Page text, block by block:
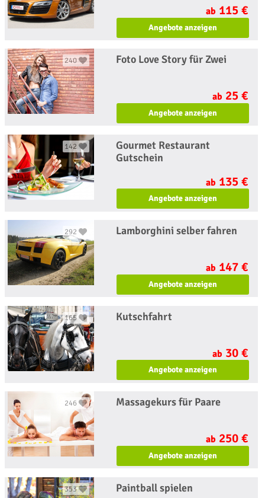
ab 115 €
Angebote anzeigen
240 Foto Love Story für Zwei
ab 25 €
Angebote anzeigen
142
Gourmet Restaurant
Gutschein
ab 135 €
Angebote anzeigen
292 Lamborghini selber fahren
ab 147 €
Angebote anzeigen
165 Kutschfahrt
ab 30 €
Angebote anzeigen
246 Massagekurs für Paare
ab 250 €
Angebote anzeigen
353 Paintball spielen